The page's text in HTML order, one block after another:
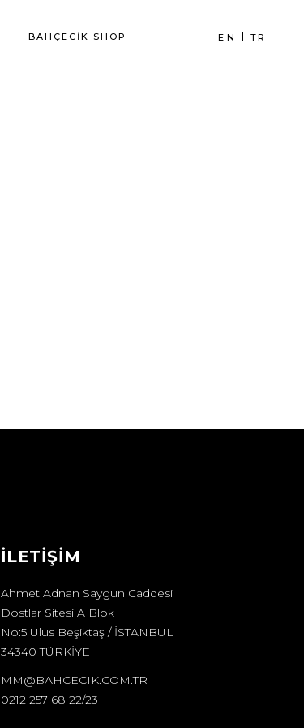
BAHÇECİK SHOP EN TR
İLETİŞİM
Ahmet Adnan Saygun Caddesi
Dostlar Sitesi A Blok
No:5 Ulus Beşiktaş / İSTANBUL
34340 TÜRKİYE
MM@BAHCECIK.COM.TR
0212 257 68 22/23